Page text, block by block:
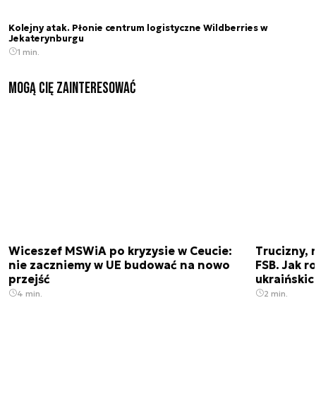
Kolejny atak. Płonie centrum logistyczne Wildberries w
Jekaterynburgu
1 min.
Mogą Cię zainteresować
Wiceszef MSWiA po kryzysie w Ceucie:
nie zaczniemy w UE budować na nowo
przejść
4 min.
Trucizny,
FSB. Jak
2 min.